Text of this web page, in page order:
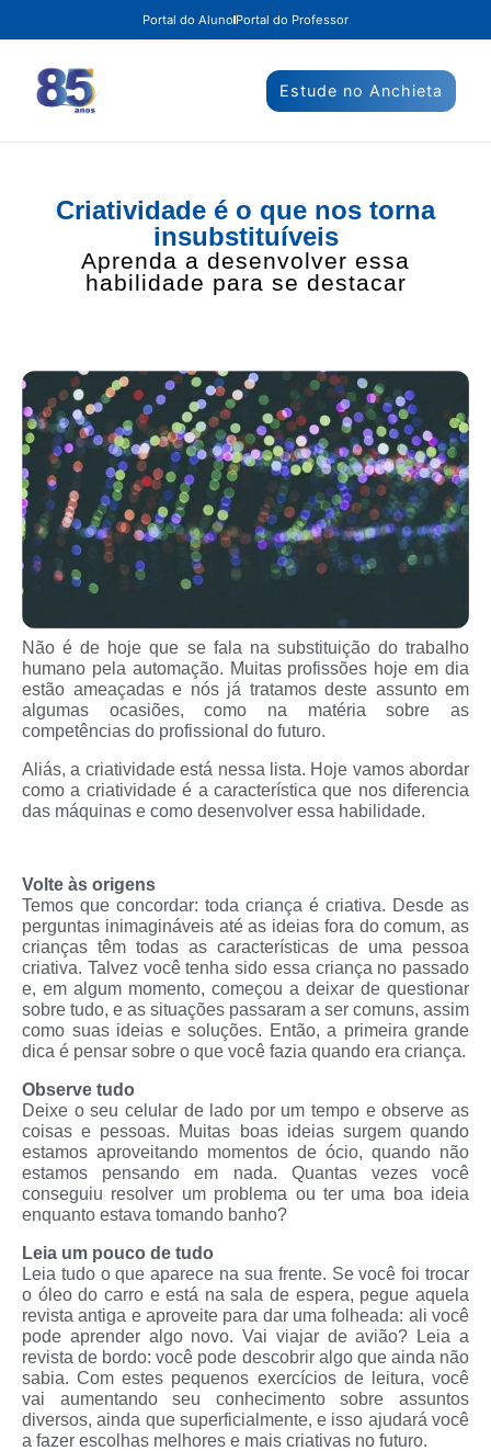
Portal do Aluno Portal do Professor
Estude no Anchieta
Criatividade é o que nos torna
insubstituíveis
Aprenda a desenvolver essa
habilidade para se destacar
Não é de hoje que se fala na substituição do trabalho
humano pela automação. Muitas profissões hoje em dia
estão ameaçadas e nós já tratamos deste assunto em
algumas ocasiões, como na matéria sobre as
competências do profissional do futuro.
Aliás, a criatividade está nessa lista. Hoje vamos abordar
como a criatividade é a característica que nos diferencia
das máquinas e como desenvolver essa habilidade.
Volte às origens
Temos que concordar: toda criança é criativa. Desde as
perguntas inimagináveis até as ideias fora do comum, as
crianças têm todas as características de uma pessoa
criativa. Talvez você tenha sido essa criança no passado
e, em algum momento, começou a deixar de questionar
sobre tudo, e as situações passaram a ser comuns, assim
como suas ideias e soluções. Então, a primeira grande
dica é pensar sobre o que você fazia quando era criança.
Observe tudo
Deixe o seu celular de lado por um tempo e observe as
coisas e pessoas. Muitas boas ideias surgem quando
estamos aproveitando momentos de ócio, quando não
estamos pensando em nada. Quantas vezes você
conseguiu resolver um problema ou ter uma boa ideia
enquanto estava tomando banho?
Leia um pouco de tudo
Leia tudo o que aparece na sua frente. Se você foi trocar
o óleo do carro e está na sala de espera, pegue aquela
revista antiga e aproveite para dar uma folheada: ali você
pode aprender algo novo. Vai viajar de avião? Leia a
revista de bordo: você pode descobrir algo que ainda não
sabia. Com estes pequenos exercícios de leitura, você
vai aumentando seu conhecimento sobre assuntos
diversos, ainda que superficialmente, e isso ajudará você
a fazer escolhas melhores e mais criativas no futuro.